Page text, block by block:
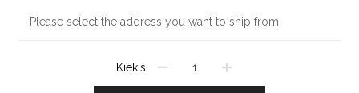
Please select the address you want to ship from
Kiekis: